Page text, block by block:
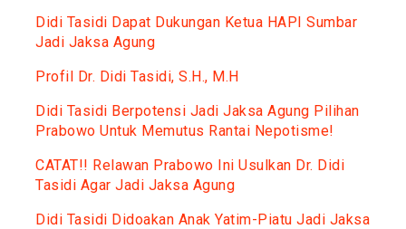
Didi Tasidi Dapat Dukungan Ketua HAPI Sumbar
Jadi Jaksa Agung
Profil Dr. Didi Tasidi, S.H., M.H
Didi Tasidi Berpotensi Jadi Jaksa Agung Pilihan
Prabowo Untuk Memutus Rantai Nepotisme!
CATAT!! Relawan Prabowo Ini Usulkan Dr. Didi
Tasidi Agar Jadi Jaksa Agung
Didi Tasidi Didoakan Anak Yatim-Piatu Jadi Jaksa